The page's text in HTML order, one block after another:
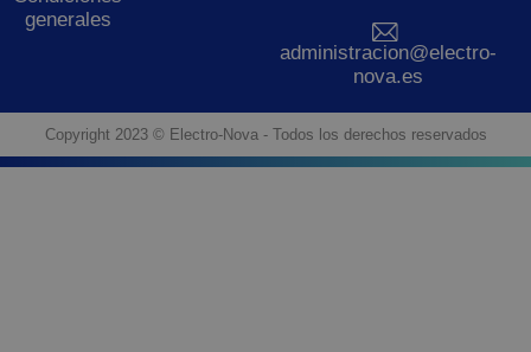
generales
administracion@electro-
nova.es
Copyright 2023 © Electro-Nova - Todos los derechos reservados